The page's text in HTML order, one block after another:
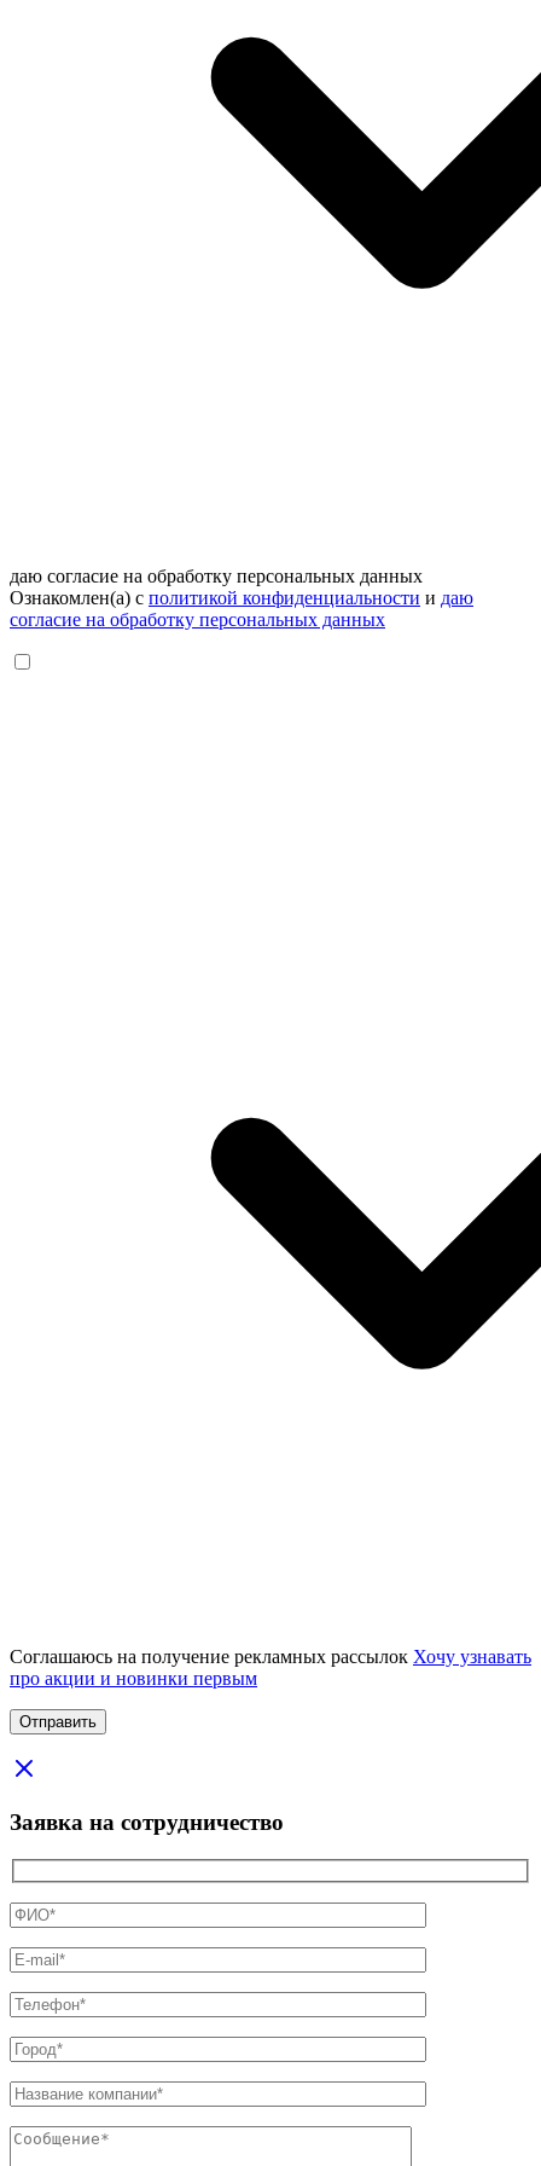
даю согласие на обработку персональных данных
Ознакомлен(а) с политикой конфиденциальности и даю
согласие на обработку персональных данных
Соглашаюсь на получение рекламных рассылок Хочу узнавать
про акции и новинки первым
Заявка на сотрудничество